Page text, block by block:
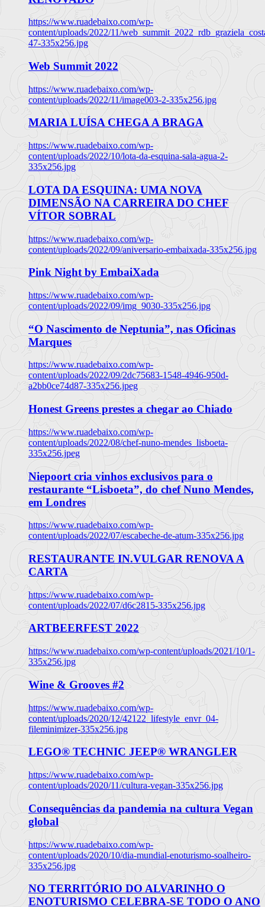
https://www.ruadebaixo.com/wp-
content/uploads/2022/11/
47-335x256.jpg
Web Summit 2022
https://www.ruadebaixo.com/wp-
content/uploads/2022/11/image003-2-335x256.jpg
MARIA LUÍSA CHEGA A BRAGA
https://www.ruadebaixo.com/wp-
content/uploads/2022/10/lota-da-esquina-sala-agua-2-
335x256.jpg
LOTA DA ESQUINA: UMA NOVA
DIMENSÃO NA CARREIRA DO CHEF
VÍTOR SOBRAL
https://www.ruadebaixo.com/wp-
content/uploads/2022/09/aniversario-embaixada-335x256.jpg
Pink Night by EmbaiXada
https://www.ruadebaixo.com/wp-
content/uploads/2022/09/img_9030-335x256.jpg
“O Nascimento de Neptunia”, nas Oficinas
Marques
https://www.ruadebaixo.com/wp-
content/uploads/2022/09/2dc75683-1548-4946-950d-
a2bb0ce74d87-335x256.jpeg
Honest Greens prestes a chegar ao Chiado
https://www.ruadebaixo.com/wp-
content/uploads/2022/08/chef-nuno-mendes_lisboeta-
335x256.jpeg
Niepoort cria vinhos exclusivos para o
restaurante “Lisboeta”, do chef Nuno Mendes,
em Londres
https://www.ruadebaixo.com/wp-
content/uploads/2022/07/escabeche-de-atum-335x256.jpg
RESTAURANTE IN.VULGAR RENOVA A
CARTA
https://www.ruadebaixo.com/wp-
content/uploads/2022/07/d6c2815-335x256.jpg
ARTBEERFEST 2022
https://www.ruadebaixo.com/wp-content/uploads/2021/10/1-
335x256.jpg
Wine & Grooves #2
https://www.ruadebaixo.com/wp-
content/uploads/2020/12/42122_lifestyle_envr_04-
fileminimizer-335x256.jpg
LEGO® TECHNIC JEEP® WRANGLER
https://www.ruadebaixo.com/wp-
content/uploads/2020/11/cultura-vegan-335x256.jpg
Consequências da pandemia na cultura Vegan
global
https://www.ruadebaixo.com/wp-
content/uploads/2020/10/dia-mundial-enoturismo-soalheiro-
335x256.jpg
NO TERRITÓRIO DO ALVARINHO O
ENOTURISMO CELEBRA-SE TODO O ANO